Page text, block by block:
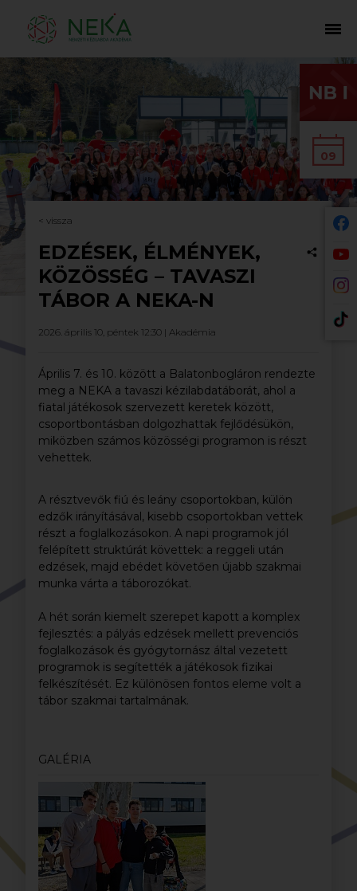
09
< vissza
EDZÉSEK, ÉLMÉNYEK,
KÖZÖSSÉG – TAVASZI
TÁBOR A NEKA-N
2026. április 10, péntek 12:30 | Akadémia
Április 7. és 10. között a Balatonbogláron rendezte
meg a NEKA a tavaszi kézilabdatáborát, ahol a
fiatal játékosok szervezett keretek között,
csoportbontásban dolgozhattak fejlődésükön,
miközben számos közösségi programon is részt
vehettek.
A résztvevők fiú és leány csoportokban, külön
edzők irányításával, kisebb csoportokban vettek
részt a foglalkozásokon. A napi programok jól
felépített struktúrát követtek: a reggeli után
edzések, majd ebédet követően újabb szakmai
munka várta a táborozókat.
A hét során kiemelt szerepet kapott a komplex
fejlesztés: a pályás edzések mellett prevenciós
foglalkozások és gyógytornász által vezetett
programok is segítették a játékosok fizikai
felkészítését. Ez különösen fontos eleme volt a
tábor szakmai tartalmának.
GALÉRIA